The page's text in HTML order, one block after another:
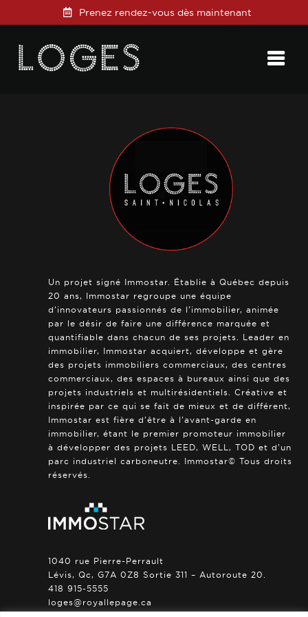
Prenez rendez-vous dès maintenant
Un projet signé Immostar. Établie à Québec depuis
20 ans, Immostar regroupe une équipe
d’innovateurs passionnés de l’immobilier, animée
par le désir de faire une différence marquée et
quantifiable dans chacun de ses projets. Leader en
immobilier, Immostar acquiert, développe et gère
des projets immobiliers commerciaux, des centres
commerciaux, des espaces à bureaux ainsi que des
projets industriels et multirésidentiels. Créative et
inspirée par ce qui se fait de mieux et de différent,
Immostar est fière d’être à l’avant-garde en
immobilier, étant le premier promoteur immobilier
à développer des projets LEED, WELL, TOD et d’un
parc industriel carboneutre. Immostar© Tous droits
réservés.
1040 rue Pierre-Perrault
Lévis, Qc, G7A 0Z8 Sortie 311 – Autoroute 20.
418 915-5555
loges@royallepage.ca